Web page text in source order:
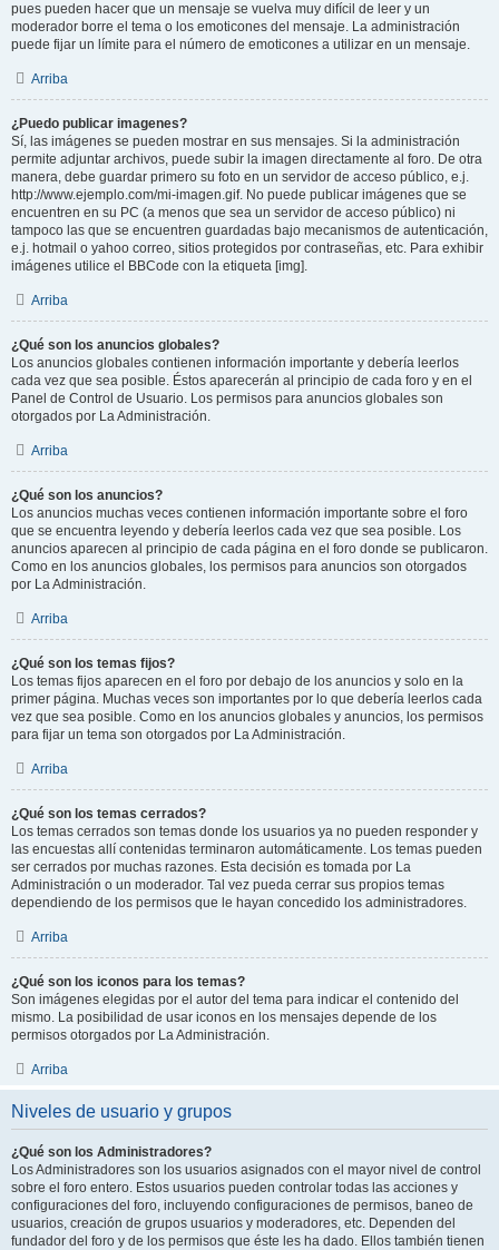
pues pueden hacer que un mensaje se vuelva muy difícil de leer y un
moderador borre el tema o los emoticones del mensaje. La administración
puede fijar un límite para el número de emoticones a utilizar en un mensaje.
Arriba
¿Puedo publicar imagenes?
Sí, las imágenes se pueden mostrar en sus mensajes. Si la administración
permite adjuntar archivos, puede subir la imagen directamente al foro. De otra
manera, debe guardar primero su foto en un servidor de acceso público, e.j.
http://www.ejemplo.com/mi-imagen.gif. No puede publicar imágenes que se
encuentren en su PC (a menos que sea un servidor de acceso público) ni
tampoco las que se encuentren guardadas bajo mecanismos de autenticación,
e.j. hotmail o yahoo correo, sitios protegidos por contraseñas, etc. Para exhibir
imágenes utilice el BBCode con la etiqueta [img].
Arriba
¿Qué son los anuncios globales?
Los anuncios globales contienen información importante y debería leerlos
cada vez que sea posible. Éstos aparecerán al principio de cada foro y en el
Panel de Control de Usuario. Los permisos para anuncios globales son
otorgados por La Administración.
Arriba
¿Qué son los anuncios?
Los anuncios muchas veces contienen información importante sobre el foro
que se encuentra leyendo y debería leerlos cada vez que sea posible. Los
anuncios aparecen al principio de cada página en el foro donde se publicaron.
Como en los anuncios globales, los permisos para anuncios son otorgados
por La Administración.
Arriba
¿Qué son los temas fijos?
Los temas fijos aparecen en el foro por debajo de los anuncios y solo en la
primer página. Muchas veces son importantes por lo que debería leerlos cada
vez que sea posible. Como en los anuncios globales y anuncios, los permisos
para fijar un tema son otorgados por La Administración.
Arriba
¿Qué son los temas cerrados?
Los temas cerrados son temas donde los usuarios ya no pueden responder y
las encuestas allí contenidas terminaron automáticamente. Los temas pueden
ser cerrados por muchas razones. Esta decisión es tomada por La
Administración o un moderador. Tal vez pueda cerrar sus propios temas
dependiendo de los permisos que le hayan concedido los administradores.
Arriba
¿Qué son los iconos para los temas?
Son imágenes elegidas por el autor del tema para indicar el contenido del
mismo. La posibilidad de usar iconos en los mensajes depende de los
permisos otorgados por La Administración.
Arriba
Niveles de usuario y grupos
¿Qué son los Administradores?
Los Administradores son los usuarios asignados con el mayor nivel de control
sobre el foro entero. Estos usuarios pueden controlar todas las acciones y
configuraciones del foro, incluyendo configuraciones de permisos, baneo de
usuarios, creación de grupos usuarios y moderadores, etc. Dependen del
fundador del foro y de los permisos que éste les ha dado. Ellos también tienen